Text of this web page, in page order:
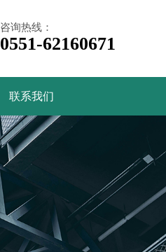
咨询热线：
0551-62160671
联系我们